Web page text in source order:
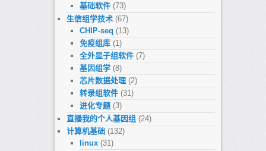
基础软件 (73)
生信组学技术(67)
CHIP-seq (13)
免疫组库 (1)
全外显子组软件 (7)
基因组学 (8)
芯片数据处理 (2)
转录组软件 (31)
进化专题 (3)
直播我的个人基因组 (24)
计算机基础(132)
linux (31)